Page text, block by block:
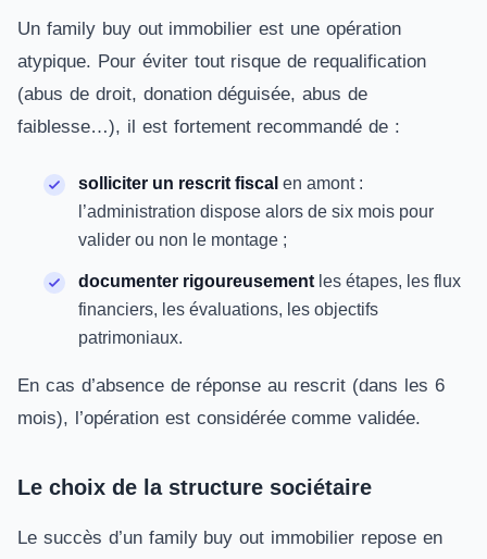
Un family buy out immobilier est une opération
atypique. Pour éviter tout risque de requalification
(abus de droit, donation déguisée, abus de
faiblesse…), il est fortement recommandé de :
solliciter un rescrit fiscal en amont :
l’administration dispose alors de six mois pour
valider ou non le montage ;
documenter rigoureusement les étapes, les flux
financiers, les évaluations, les objectifs
patrimoniaux.
En cas d’absence de réponse au rescrit (dans les 6
mois), l’opération est considérée comme validée.
Le choix de la structure sociétaire
Le succès d’un family buy out immobilier repose en